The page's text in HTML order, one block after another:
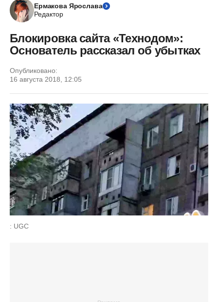
Ермакова Ярослава
Редактор
Блокировка сайта «Технодом»:
Основатель рассказал об убытках
Опубликовано:
16 августа 2018, 12:05
: UGC